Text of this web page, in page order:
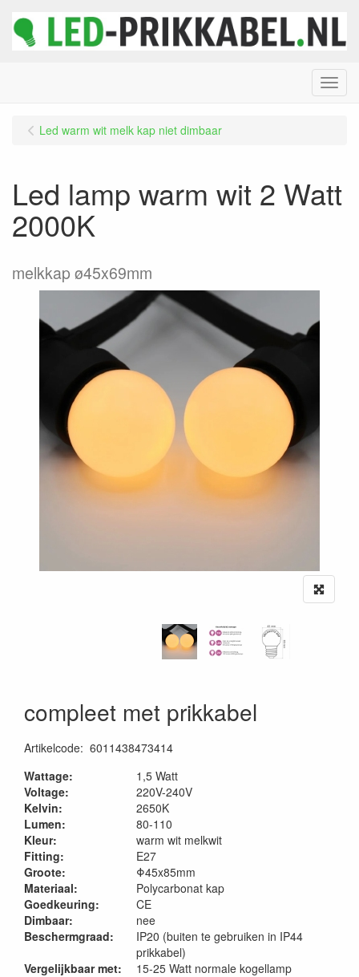
Menu
Led warm wit melk kap niet dimbaar
Led lamp warm wit 2 Watt
2000K
melkkap ø45x69mm
compleet met prikkabel
Artikelcode: 6011438473414
Wattage:
1,5 Watt
Voltage:
220V-240V
Kelvin:
Lumen:
2650K
80-110
Kleur:
warm wit melkwit
Fitting:
E27
Groote:
Φ45x85mm
Materiaal:
Polycarbonat kap
Goedkeuring:
CE
Dimbaar:
nee
Beschermgraad:
IP20 (buiten te gebruiken in IP44
prikkabel)
Vergelijkbaar met:
15-25 Watt normale kogellamp